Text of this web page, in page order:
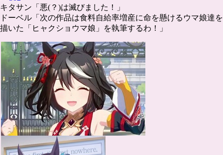
キタサン「悪(？)は滅びました！」
ドーベル「次の作品は食料自給率増産に命を懸けるウマ娘達を
描いた「ヒャクショウマ娘」を執筆するわ！」